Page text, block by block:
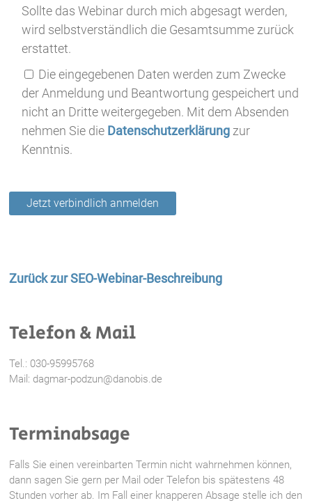
Sollte das Webinar durch mich abgesagt werden,
wird selbstverständlich die Gesamtsumme zurück
erstattet.
Die eingegebenen Daten werden zum Zwecke
der Anmeldung und Beantwortung gespeichert und
nicht an Dritte weitergegeben. Mit dem Absenden
nehmen Sie die Datenschutzerklärung zur
Kenntnis.
Zurück zur SEO-Webinar-Beschreibung
Telefon & Mail
Tel.: 030-95995768
Mail: dagmar-podzun@danobis.de
Terminabsage
Falls Sie einen vereinbarten Termin nicht wahrnehmen können,
dann sagen Sie gern per Mail oder Telefon bis spätestens 48
Stunden vorher ab. Im Fall einer knapperen Absage stelle ich den